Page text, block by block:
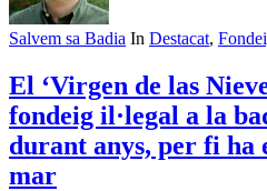
Salvem sa Badia In Destacat,
El ‘Virgen de las
fondeig il·legal a la
durant anys, per fi ha
mar